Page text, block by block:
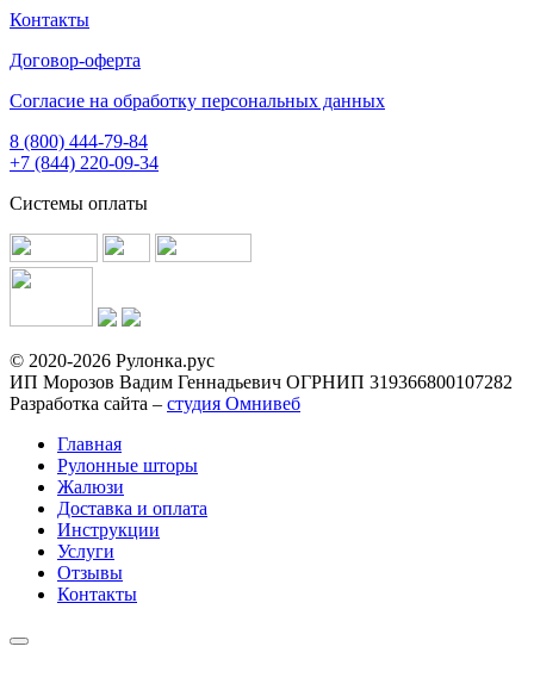
Контакты
Договор-оферта
Согласие на обработку персональных данных
8 (800) 444-79-84
+7 (844) 220-09-34
Системы оплаты
© 2020-2026 Рулонка.рус
ИП Морозов Вадим Геннадьевич ОГРНИП 319366800107282
Разработка сайта – студия Омнивеб
Главная
Рулонные шторы
Жалюзи
Доставка и оплата
Инструкции
Услуги
Отзывы
Контакты